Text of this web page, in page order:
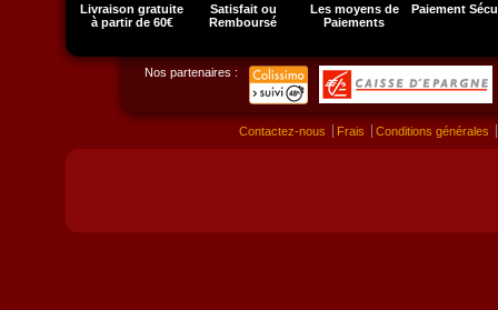
Livraison gratuite
à partir de 60€
Satisfait ou
Remboursé
Les moyens de
Paiements
Paiement
Nos partenaires :
Contactez-nous Frais Conditions générales